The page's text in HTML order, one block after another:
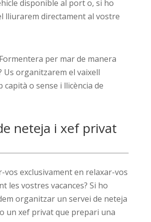
disponible al port o, si ho
lliurarem directament al vostre
per mar de manera
Us organitzarem el vaixell
capità o sense i llicència de
neteja i xef privat
vos exclusivament en relaxar-vos
les vostres vacances? Si ho
organitzar un servei de neteja
un xef privat que prepari una